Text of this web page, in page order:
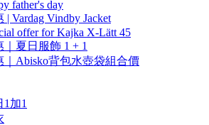
father's day
| Vardag Vindby Jacket
offer for Kajka X-Lätt 45
｜夏日服飾 1 + 1
｜Abisko背包水壺袋組合價
1加1